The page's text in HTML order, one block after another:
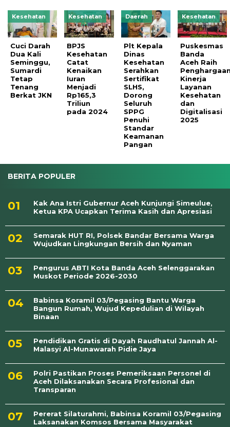
Kesehatan
Cuci Darah
Dua Kali
Seminggu,
Sumardi
Tetap
Tenang
Berkat JKN
Kesehatan
BPJS
Kesehatan
Catat
Kenaikan
Iuran
Menjadi
Rp165,3
Triliun
pada 2024
Daerah
Plt Kepala
Dinas
Kesehatan
Serahkan
Sertifikat
SLHS,
Dorong
Seluruh
SPPG
Penuhi
Standar
Keamanan
Pangan
Kesehatan
Puskesmas
Banda
Aceh Raih
Kinerja
Layanan
Kesehatan
dan
Digitalisasi
2025
BERITA POPULER
Kak Ana Istri Gubernur Aceh Kunjungi Simeulue,
Ketua KPA Ucapkan Terima Kasih dan Apresiasi
Semarak HUT RI, Polsek Bandar Bersama Warga
Wujudkan Lingkungan Bersih dan Nyaman
Pengurus ABTI Kota Banda Aceh Selenggarakan
Muskot Periode 2026-2030
Babinsa Koramil 03/Pegasing Bantu Warga
Bangun Rumah, Wujud Kepedulian di Wilayah
Binaan
Pendidikan Gratis di Dayah Raudhatul Jannah Al-
Malasyi Al-Munawarah Pidie Jaya
Polri Pastikan Proses Pemeriksaan Personel di
Aceh Dilaksanakan Secara Profesional dan
Transparan
Pererat Silaturahmi, Babinsa Koramil 03/Pegasing
Laksanakan Komsos Bersama Masyarakat